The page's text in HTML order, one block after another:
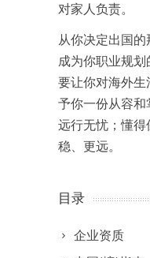
对家人负责。
从你决定出国
成为你职业规
要让你对海外
予你一份从容
远行无忧；懂
稳、更远。
目录
企业资质